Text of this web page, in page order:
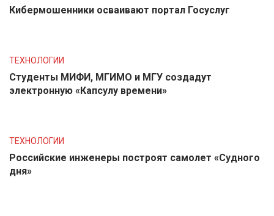
Кибермошенники осваивают портал Госуслуг
ТЕХНОЛОГИИ
Студенты МИФИ, МГИМО и МГУ создадут
электронную «Капсулу времени»
ТЕХНОЛОГИИ
Российские инженеры построят самолет «Судного
дня»